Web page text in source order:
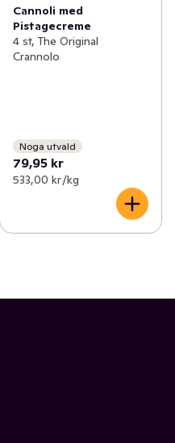
Cannoli med
Pistagecreme
4 st, The Original
Crannolo
Noga utvald
79,95 kr
533,00 kr /kg